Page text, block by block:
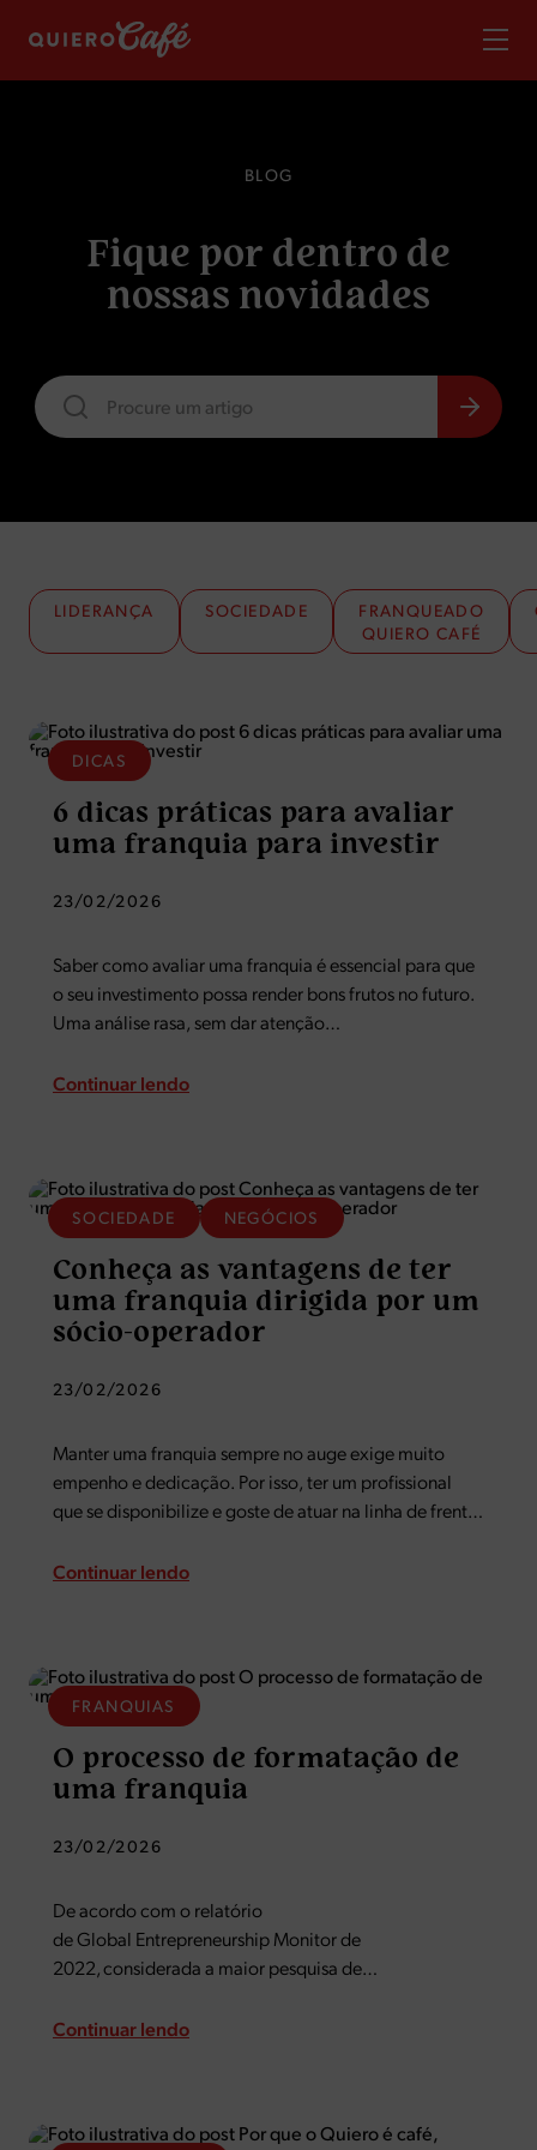
BL OG
Fique por dentro de
nossas novidades
LIDERANÇA SOCIEDADE
FRANQUEADO
QUIERO CAFÉ
DICAS
6 dicas práticas para avaliar
uma franquia para investir
23/02/2026
Saber como avaliar uma franquia é essencial para que
o seu investimento possa render bons frutos no futuro.
Uma análise rasa, sem dar atenção
e em alguns casos, as economias de uma vida. Com
Continuar lendo
SOCIEDADE NEGÓCIOS
Conheça as vantagens de ter
uma franquia dirigida por um
sócio-operador
23/02/2026
Manter uma franquia sempre no auge exige muito
empenho e dedicação. Por isso, ter um profissional
que se disponibilize e goste de atuar na linha de frente
pessoa precisa…
Continuar lendo
FRANQUIAS
O processo de formatação de
uma franquia
23/02/2026
De acordo com o relatório
de Global Entrepreneurship Monitor de
2022, considerada a maior pesquisa de
brasileiros tem o desejo de ter a sua própria empresa.
Continuar lendo